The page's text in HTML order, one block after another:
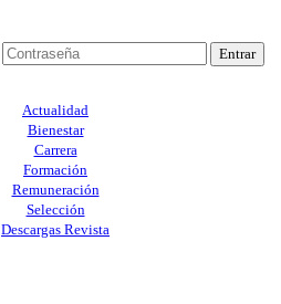
Entrar
Actualidad
Bienestar
Carrera
Formación
Remuneración
Selección
Descargas Revista